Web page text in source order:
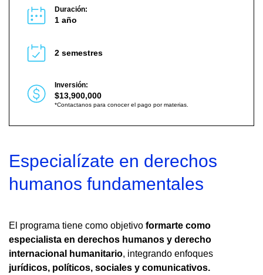
Duración:
1 año
2 semestres
Inversión:
$13,900,000
*Contactanos para conocer el pago por materias.
Especialízate en derechos
humanos fundamentales
El programa tiene como objetivo formarte como
especialista en derechos humanos y derecho
internacional humanitario, integrando enfoques
jurídicos, políticos, sociales y comunicativos.